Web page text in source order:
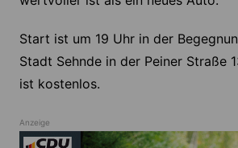
Start ist um 19 Uhr in der
Stadt Sehnde in der Peiner Straße
ist kostenlos.
Anzeige